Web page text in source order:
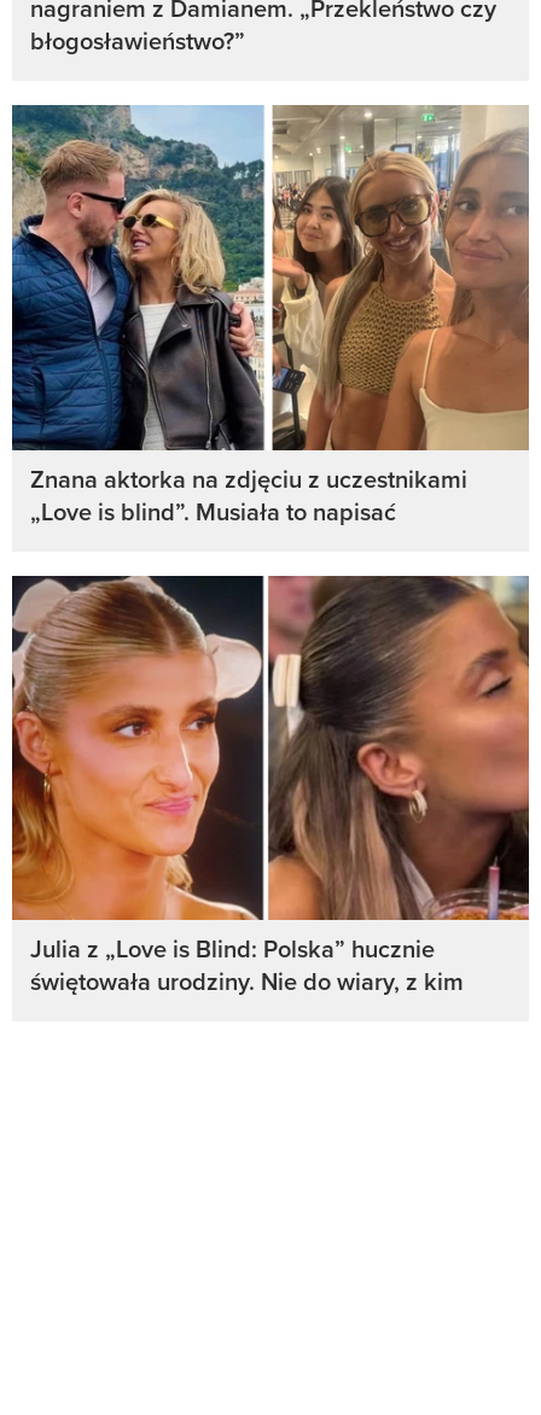
nagraniem z Damianem. „Przekleństwo czy
błogosławieństwo?”
Znana aktorka na zdjęciu z uczestnikami
„Love is blind”. Musiała to napisać
Julia z „Love is Blind: Polska” hucznie
świętowała urodziny. Nie do wiary, z kim